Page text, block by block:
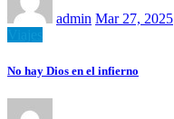
admin Mar 27, 2025
No hay Dios en el infierno